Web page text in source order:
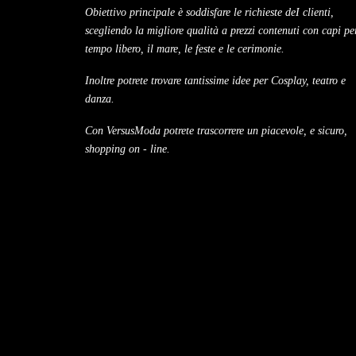
Obiettivo principale è soddisfare le richieste deI clienti,
scegliendo la migliore qualità a prezzi contenuti con capi
tempo libero, il mare, le feste e le cerimonie.
Inoltre potrete trovare tantissime idee per Cosplay, teatro e
danza.
Con VersusModa potrete trascorrere un piacevole, e sicuro,
shopping on - line.